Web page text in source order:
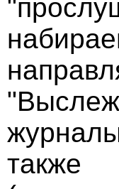
также